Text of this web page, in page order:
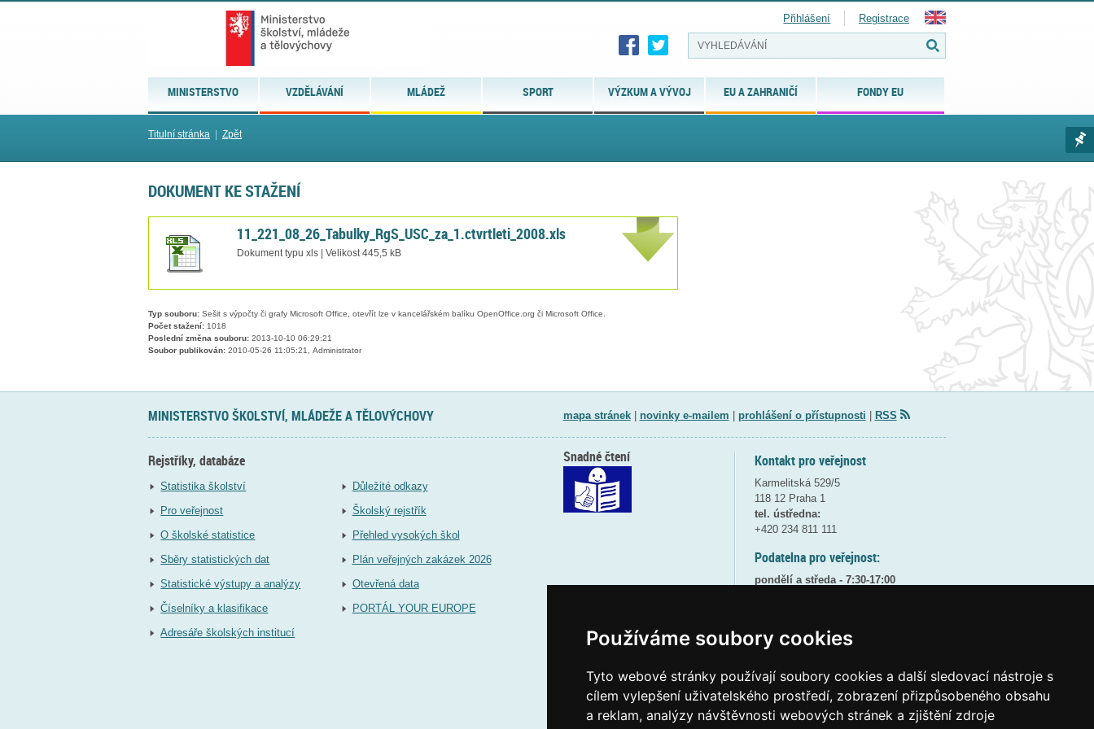
Používáme soubory cookies
Tyto webové stránky používají soubory cookies a další sledovací nástroje s
cílem vylepšení uživatelského prostředí, zobrazení přizpůsobeného obsahu
a reklam, analýzy návštěvnosti webových stránek a zjištění zdroje
MINISTERSTVO VZDĚLÁVÁNÍ MLÁDEŽ SPORT VÝZKUM A VÝVOJ EU A ZAHRANIČÍ FONDY EU
Přihlášení Registrace
Titulní stránka Zpět
DOKUMENT KE STAŽENÍ
11_221_08_26_Tabulky_RgS_USC_za_1.ctvrtleti_2008.xls
Dokument typu xls | Velikost 445,5 kB
Typ souboru: Sešit s výpočty či grafy Microsoft Office, otevřít lze v kancelářském balíku OpenOffice.org či Microsoft Office.
Počet stažení: 1018
Poslední změna souboru: 2013-10-10 06:29:21
Soubor publikován: 2010-05-26 11:05:21, Administrator
MINISTERSTVO ŠKOLSTVÍ, MLÁDEŽE A TĚLOVÝCHOVY mapa stránek| novinky e-mailem prohlášení o přístupnosti RSS
Rejstříky, databáze
Statistika školství
Pro veřejnost
O školské statistice
Sběry statistických dat
Statistické výstupy a analýzy
Číselníky a klasifikace
Adresáře školských institucí
Důležité odkazy
Školský rejstřík
Přehled vysokých škol
Plán veřejných zakázek 2026
Otevřená data
PORTÁL YOUR EUROPE
Kontakt pro veřejnost
Karmelitská 529/5
118 12 Praha 1
tel. ústředna:
+420 234 811 111
Podatelna pro veřejnost:
pondělí a středa - 7:30-17:00
8:30 - 9:30 - bezpečnostní přestávka
Elektronická podatelna:
posta@msmtgov cz
Snadné čtení